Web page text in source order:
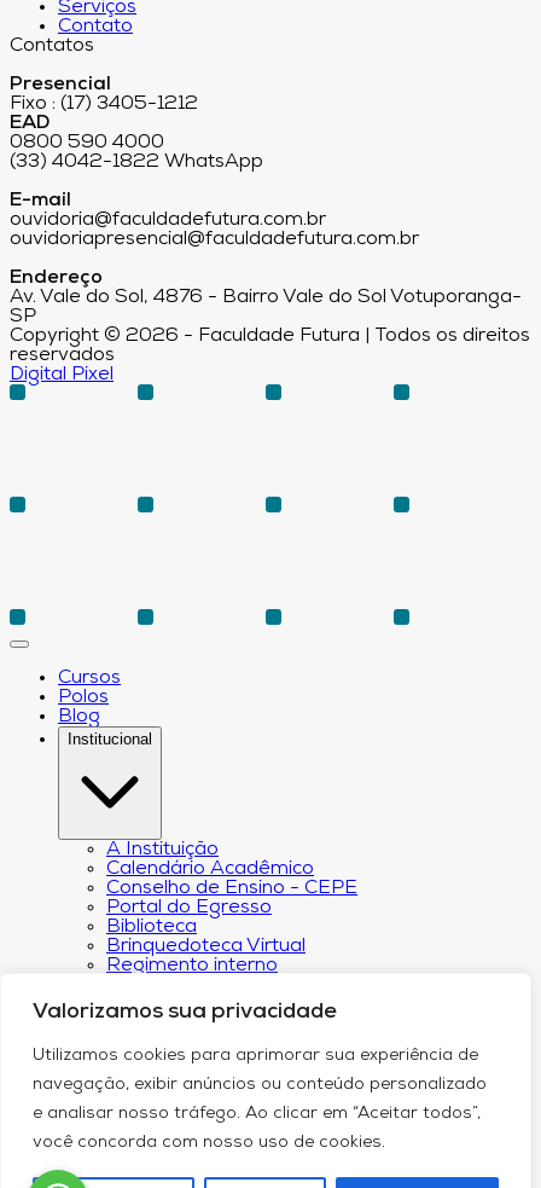
Valorizamos sua privacidade
Utilizamos cookies para aprimorar sua experiência de
navegação, exibir anúncios ou conteúdo personalizado
e analisar nosso tráfego. Ao clicar em “Aceitar todos”,
você concorda com nosso uso de cookies.
Serviços
Contato
Contatos
Presencial
Fixo : (17) 3405-1212
EAD
0800 590 4000
(33) 4042-1822 WhatsApp
E-mail
ouvidoria@faculdadefutura.com.br
ouvidoriapresencial@faculdadefutura.com.br
Endereço
Av. Vale do Sol, 4876 - Bairro Vale do Sol Votuporanga-
SP
Copyright © 2026 - Faculdade Futura | Todos os direitos
reservados
Digital Pixel
Cursos
Polos
Blog
Institucional
A Instituição
Calendário Acadêmico
Conselho de Ensino - CEPE
Portal do Egresso
Biblioteca
Brinquedoteca Virtual
Regimento interno
Aproveitamento
Resoluções e Portarias
Revista Eletrônica Ciência & Tecnologia Futura
CPA – Comissão Própria de Avaliação
Núcleo de Apoio Psicopedagógico
Programa de Iniciação Científica da
Faculdade Futura
Núcleo de Arte e Cultura
Curricularização da Extensão